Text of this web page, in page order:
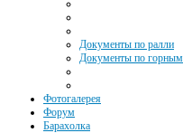
Документы по ралли
Документы по
Фотогалерея
Форум
Барахолка